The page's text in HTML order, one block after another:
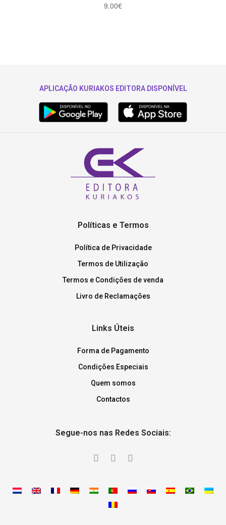
9.00€
APLICAÇÃO KURIAKOS EDITORA DISPONÍVEL
Políticas e Termos
Política de Privacidade
Termos de Utilização
Termos e Condições de venda
Livro de Reclamações
Links Úteis
Forma de Pagamento
Condições Especiais
Quem somos
Contactos
Segue-nos nas Redes Sociais: